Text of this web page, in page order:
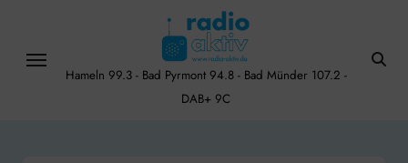
content
Hameln 99.3 - Bad Pyrmont 94.8 - Bad Münder 107.2 -
DAB+ 9C